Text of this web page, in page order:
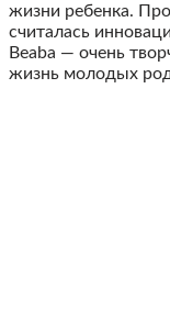
жизни ребенка.
считалась
Beaba — очень
жизнь молодых